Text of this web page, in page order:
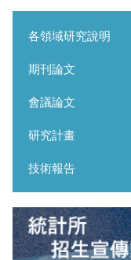
各領域研究說明
期刊論文
會議論文
研究計畫
技術報告